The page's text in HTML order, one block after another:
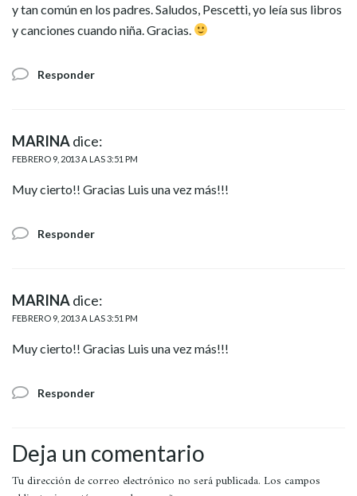
y tan común en los padres. Saludos, Pescetti, yo leía sus libros
y canciones cuando niña. Gracias.
Responder
MARINAdice:
FEBRERO 9, 2013 A LAS 3:51 PM
Muy cierto!! Gracias Luis una vez más!!!
Responder
MARINAdice:
FEBRERO 9, 2013 A LAS 3:51 PM
Muy cierto!! Gracias Luis una vez más!!!
Responder
Deja un comentario
Tu dirección de correo electrónico no será publicada. Los campos